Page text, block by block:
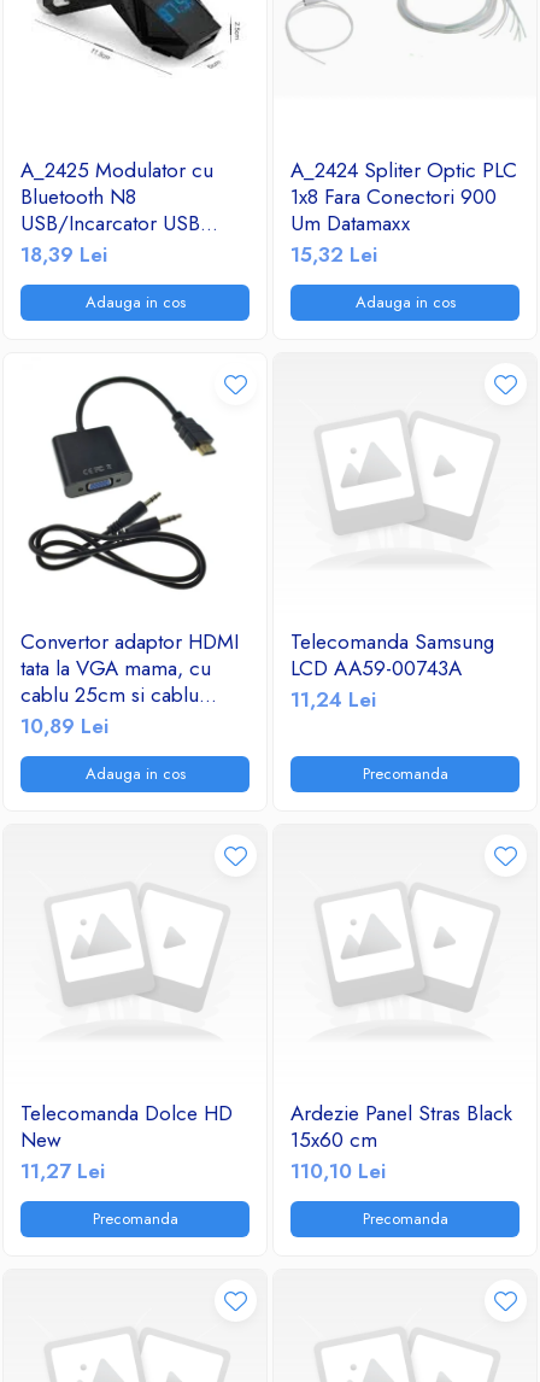
A_2425 Modulator cu
Bluetooth N8
USB/Incarcator USB
2.1A/TF/FM Radio
18,39 Lei
Adauga in cos
A_2424 Spliter Optic PLC
1x8 Fara Conectori 900
Um Datamaxx
15,32 Lei
Adauga in cos
Convertor adaptor HDMI
tata la VGA mama, cu
cablu 25cm si cablu
audio jack 3.5mm tata-tata
10,89 Lei
Adauga in cos
Telecomanda Samsung
LCD AA59-00743A
11,24 Lei
Precomanda
Telecomanda Dolce HD
New
11,27 Lei
Precomanda
Ardezie Panel Stras Black
15x60 cm
110,10 Lei
Precomanda